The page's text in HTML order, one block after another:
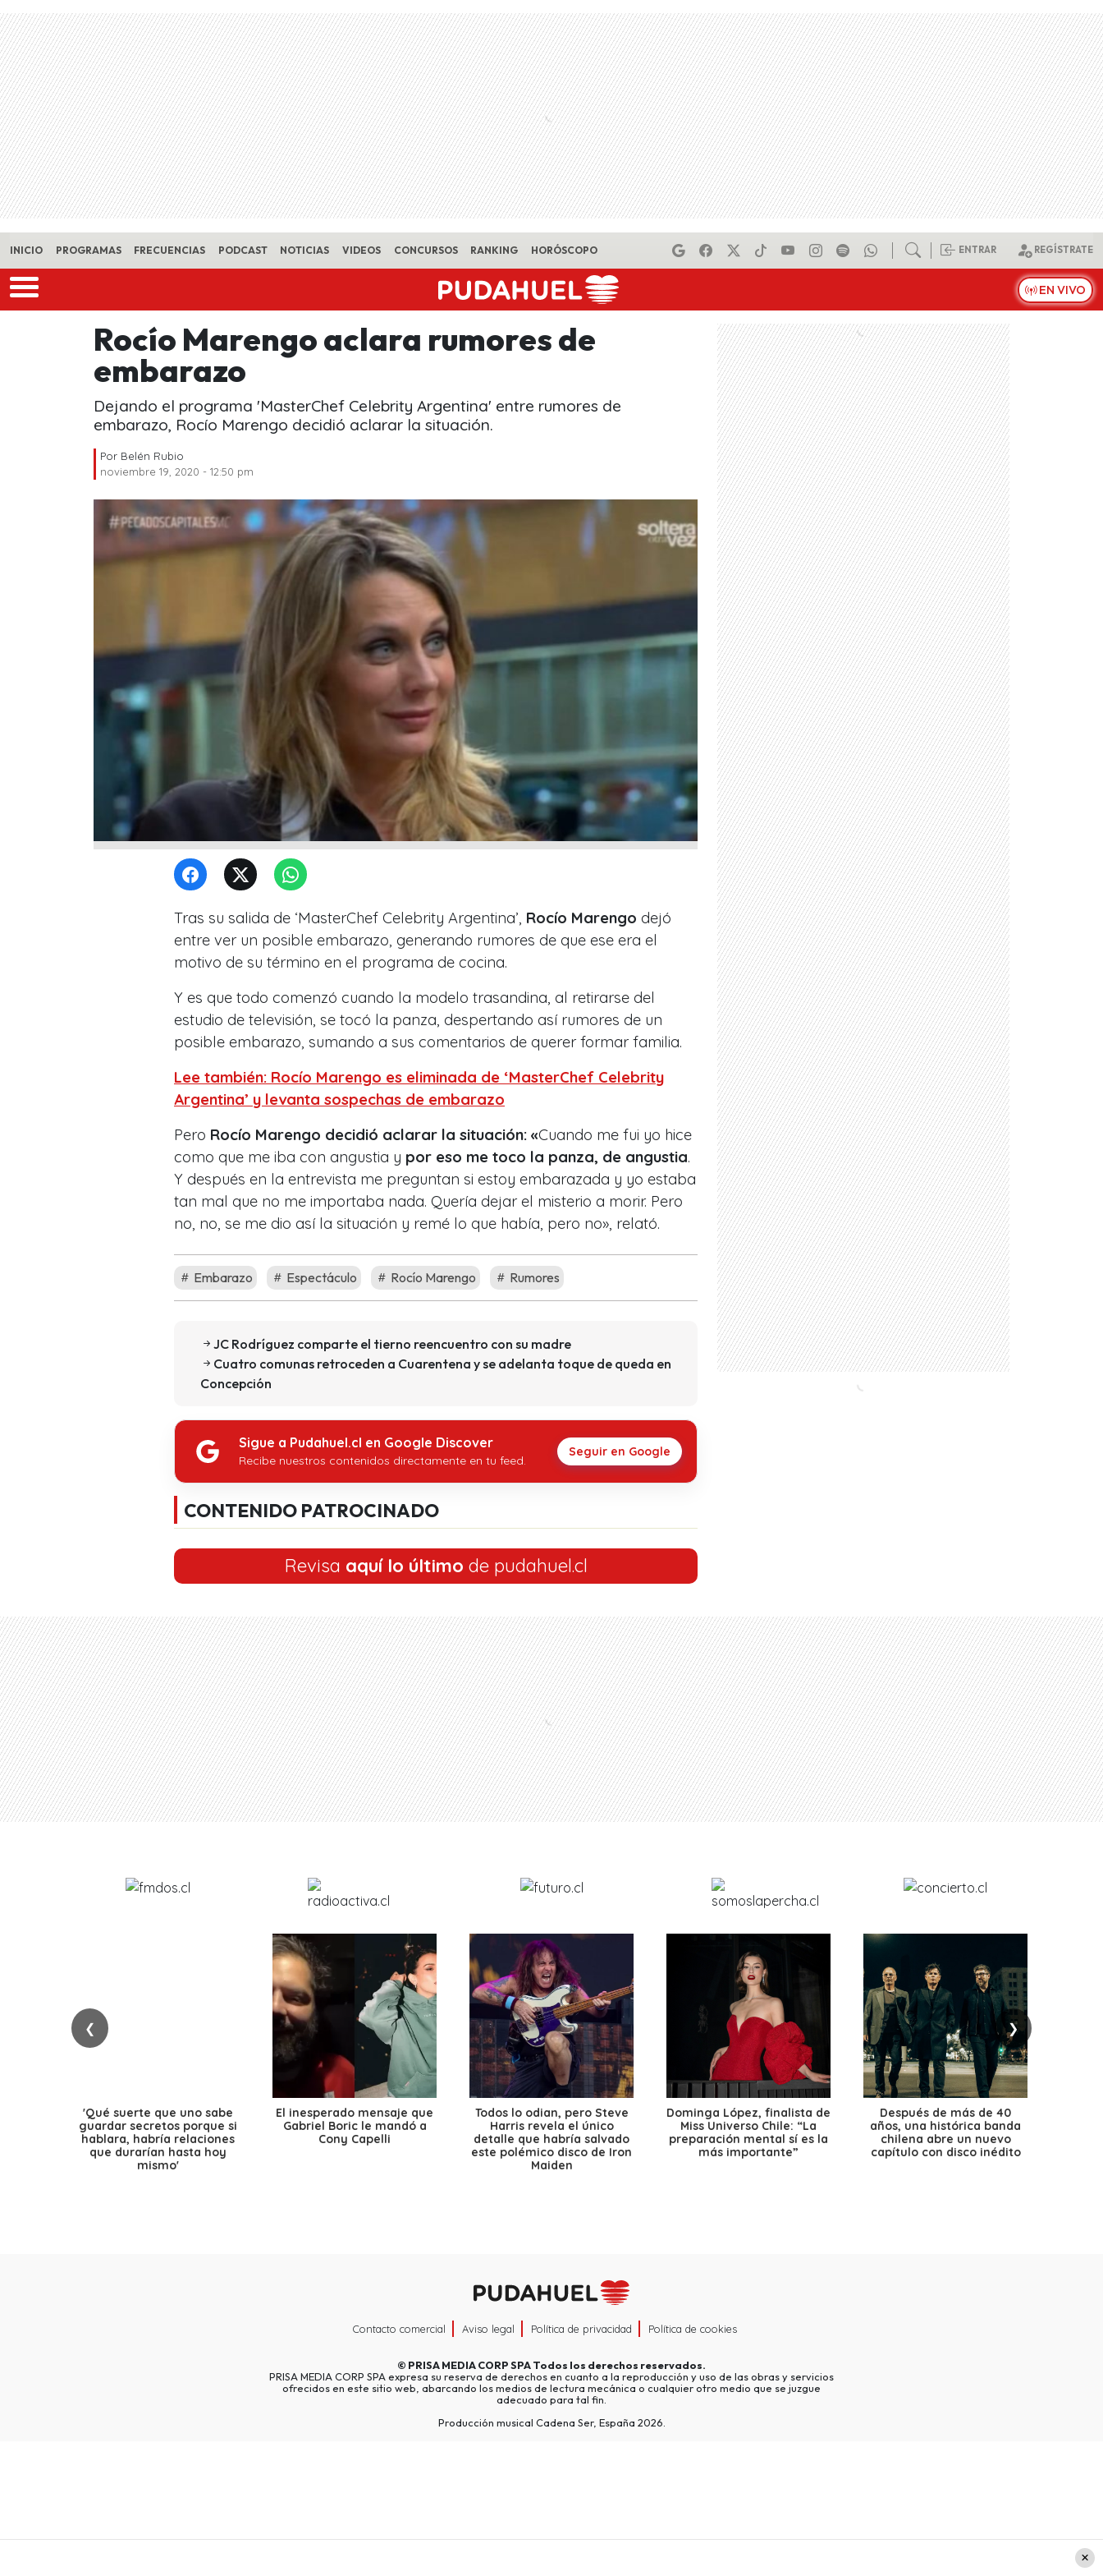
Skip to main content
INICIO PROGRAMAS FRECUENCIAS PODCAST NOTICIAS VIDEOS CONCURSOS RANKING HORÓSCOPO ENTRAR REGÍSTRATE
EN VIVO
Rocío Marengo aclara rumores de
embarazo
Dejando el programa 'MasterChef Celebrity Argentina' entre rumores de
embarazo, Rocío Marengo decidió aclarar la situación.
Por Belén Rubio
noviembre 19, 2020 - 12:50 pm
Tras su salida de ‘MasterChef Celebrity Argentina’, Rocío Marengo dejó
entre ver un posible embarazo, generando rumores de que ese era el
motivo de su término en el programa de cocina.
Y es que todo comenzó cuando la modelo trasandina, al retirarse del
estudio de televisión, se tocó la panza, despertando así rumores de un
posible embarazo, sumando a sus comentarios de querer formar familia.
Lee también: Rocío Marengo es eliminada de ‘MasterChef Celebrity
Argentina’ y levanta sospechas de embarazo
Pero Rocío Marengo decidió aclarar la situación: «Cuando me fui yo hice
como que me iba con angustia y por eso me toco la panza, de angustia.
Y después en la entrevista me preguntan si estoy embarazada y yo estaba
tan mal que no me importaba nada. Quería dejar el misterio a morir. Pero
no, no, se me dio así la situación y remé lo que había, pero no», relató.
Embarazo Espectáculo Rocío Marengo Rumores
JC Rodríguez comparte el tierno reencuentro con su madre
Cuatro comunas retroceden a Cuarentena y se adelanta toque de queda en
Concepción
Sigue a Pudahuel.cl en Google Discover
Recibe nuestros contenidos directamente en tu feed.
Seguir en Google
CONTENIDO PATROCINADO
Revisa aquí lo último de pudahuel.cl
❮ ❯
'Qué suerte que uno sabe
guardar secretos porque si
hablara, habría relaciones
que durarían hasta hoy
mismo'
El inesperado mensaje que
Gabriel Boric le mandó a
Cony Capelli
Todos lo odian, pero Steve
Harris revela el único
detalle que habría salvado
este polémico disco de Iron
Maiden
Dominga López, finalista de
Miss Universo Chile: “La
preparación mental sí es la
más importante”
Después de más de 40
años, una histórica banda
chilena abre un nuevo
capítulo con disco inédito
Contacto comercial Aviso legal Política de privacidad Política de cookies
© PRISA MEDIA CORP SPATodos los derechos reservados.
PRISA MEDIA CORP SPA expresa su reserva de derechos en cuanto a la reproducción y uso de las obras y servicios
ofrecidos en este sitio web, abarcando los medios de lectura mecánica o cualquier otro medio que se juzgue
adecuado para tal fin.
Producción musical Cadena Ser, España 2026.